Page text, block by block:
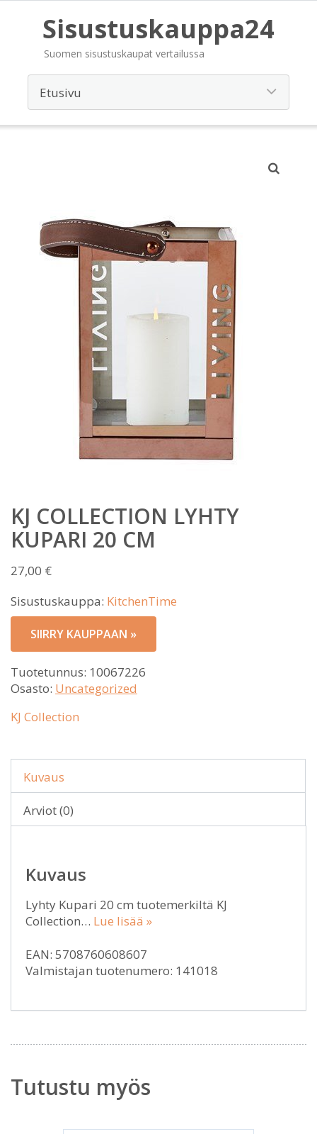
Sisustuskauppa24
Suomen sisustuskaupat vertailussa
KJ COLLECTION LYHTY
KUPARI 20 CM
27,00 €
Sisustuskauppa: KitchenTime
SIIRRY KAUPPAAN »
Tuotetunnus: 10067226
Osasto: Uncategorized
KJ Collection
Kuvaus
Arviot (0)
Kuvaus
Lyhty Kupari 20 cm tuotemerkiltä KJ
Collection… Lue lisää »
EAN: 5708760608607
Valmistajan tuotenumero: 141018
Tutustu myös